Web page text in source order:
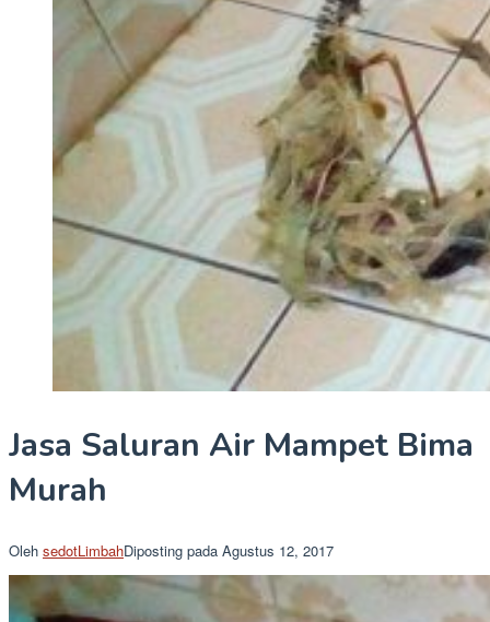
Jasa Saluran Air Mampet Bima
Murah
Oleh sedotLimbahDiposting pada Agustus 12, 2017